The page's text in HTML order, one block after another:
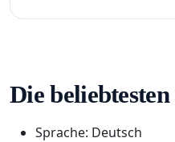
Die
Sprache: Deutsch